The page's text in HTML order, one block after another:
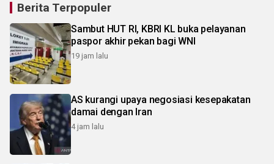
Berita Terpopuler
Sambut HUT RI, KBRI KL buka pelayanan
paspor akhir pekan bagi WNI
19 jam lalu
AS kurangi upaya negosiasi kesepakatan
damai dengan Iran
4 jam lalu